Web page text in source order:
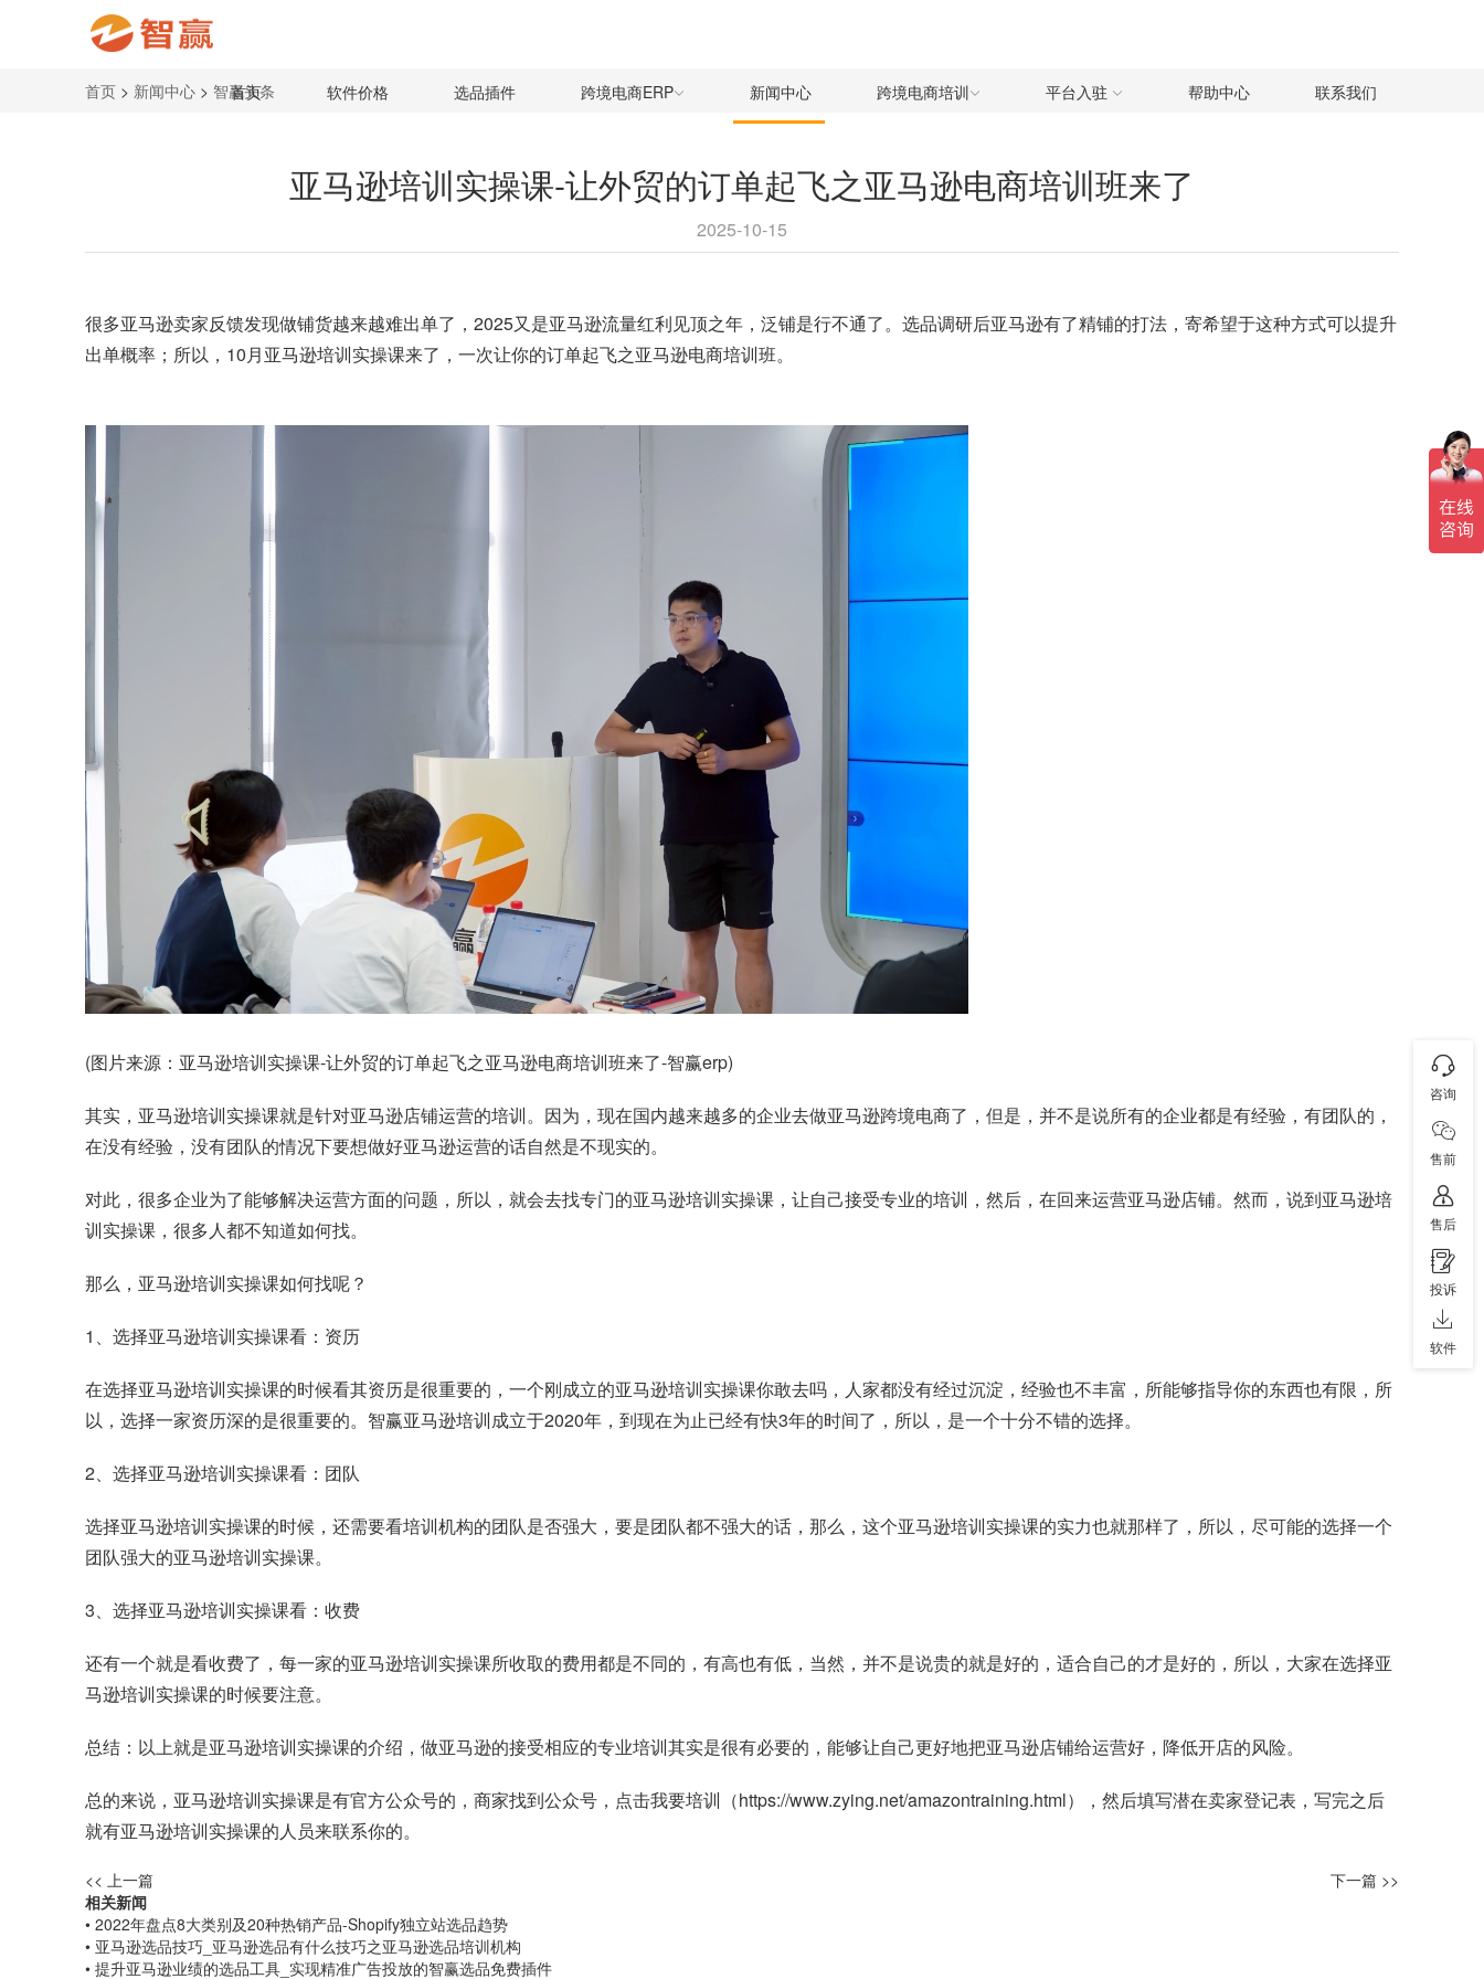
首页 软件价格 选品插件 跨境电商ERP 新闻中心 跨境电商培训 平台入驻 帮助中心 联系我们
首页 > 新闻中心 > 智赢头条
亚马逊培训实操课-让外贸的订单起飞之亚马逊电商培训班来了
2025-10-15
很多亚马逊卖家反馈发现做铺货越来越难出单了，2025又是亚马逊流量红利见顶之年，泛铺是行不通了。选品调研后亚马逊有了精铺的打法，寄希望于这种方式可以提升
出单概率；所以，10月亚马逊培训实操课来了，一次让你的订单起飞之亚马逊电商培训班。
(图片来源：亚马逊培训实操课-让外贸的订单起飞之亚马逊电商培训班来了-智赢erp)
其实，亚马逊培训实操课就是针对亚马逊店铺运营的培训。因为，现在国内越来越多的企业去做亚马逊跨境电商了，但是，并不是说所有的企业都是有经验，有团队的，
在没有经验，没有团队的情况下要想做好亚马逊运营的话自然是不现实的。
对此，很多企业为了能够解决运营方面的问题，所以，就会去找专门的亚马逊培训实操课，让自己接受专业的培训，然后，在回来运营亚马逊店铺。然而，说到亚马逊培
训实操课，很多人都不知道如何找。
那么，亚马逊培训实操课如何找呢？
1、选择亚马逊培训实操课看：资历
在选择亚马逊培训实操课的时候看其资历是很重要的，一个刚成立的亚马逊培训实操课你敢去吗，人家都没有经过沉淀，经验也不丰富，所能够指导你的东西也有限，所
以，选择一家资历深的是很重要的。智赢亚马逊培训成立于2020年，到现在为止已经有快3年的时间了，所以，是一个十分不错的选择。
2、选择亚马逊培训实操课看：团队
选择亚马逊培训实操课的时候，还需要看培训机构的团队是否强大，要是团队都不强大的话，那么，这个亚马逊培训实操课的实力也就那样了，所以，尽可能的选择一个
团队强大的亚马逊培训实操课。
3、选择亚马逊培训实操课看：收费
还有一个就是看收费了，每一家的亚马逊培训实操课所收取的费用都是不同的，有高也有低，当然，并不是说贵的就是好的，适合自己的才是好的，所以，大家在选择亚
马逊培训实操课的时候要注意。
总结：以上就是亚马逊培训实操课的介绍，做亚马逊的接受相应的专业培训其实是很有必要的，能够让自己更好地把亚马逊店铺给运营好，降低开店的风险。
总的来说，亚马逊培训实操课是有官方公众号的，商家找到公众号，点击我要培训（https://www.zying.net/amazontraining.html），然后填写潜在卖家登记表，写完之后
就有亚马逊培训实操课的人员来联系你的。
<< 上一篇
下一篇 >>
相关新闻
• 2022年盘点8大类别及20种热销产品-Shopify独立站选品趋势
• 亚马逊选品技巧_亚马逊选品有什么技巧之亚马逊选品培训机构
• 提升亚马逊业绩的选品工具_实现精准广告投放的智赢选品免费插件
咨询
售前
售后
投诉
软件